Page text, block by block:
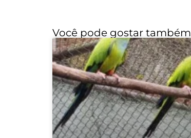
Você pode gostar também